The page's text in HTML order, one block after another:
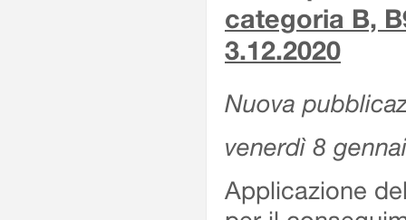
categoria B,
3.12.2020
Nuova
venerdì 8
Applicazione